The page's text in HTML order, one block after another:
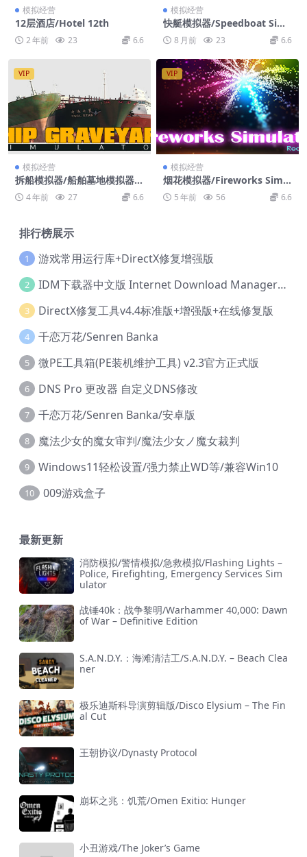
模拟经营
12层酒店/Hotel 12th
2 年前 23 6.6
模拟经营
快艇模拟器/Speedboat Sim
ulator
8 月前 23 6.6
VIP
模拟经营
拆船模拟器/船舶墓地模拟器/S
hip Graveyard Simulator
4 年前 27 6.6
VIP
模拟经营
烟花模拟器/Fireworks Simul
ator: Realistic
5 年前 56 6.6
排行榜展示
1 游戏常用运行库+DirectX修复增强版
2 IDM下载器中文版 Internet Download Manager v6.42.36 IDM
3 DirectX修复工具v4.4标准版+增强版+在线修复版
4 千恋万花/Senren Banka
5 微PE工具箱(PE装机维护工具) v2.3官方正式版
6 DNS Pro 更改器 自定义DNS修改
7 千恋万花/Senren Banka/安卓版
8 魔法少女的魔女审判/魔法少女ノ魔女裁判
9 Windows11轻松设置/强力禁止WD等/兼容Win10
10 009游戏盒子
最新更新
消防模拟/警情模拟/急救模拟/Flashing Lights –
Police, Firefighting, Emergency Services Sim
ulator
战锤40k：战争黎明/Warhammer 40,000: Dawn
of War – Definitive Edition
S.A.N.D.Y.：海滩清洁工/S.A.N.D.Y. – Beach Clea
ner
极乐迪斯科导演剪辑版/Disco Elysium – The Fin
al Cut
王朝协议/Dynasty Protocol
崩坏之兆：饥荒/Omen Exitio: Hunger
小丑游戏/The Joker’s Game